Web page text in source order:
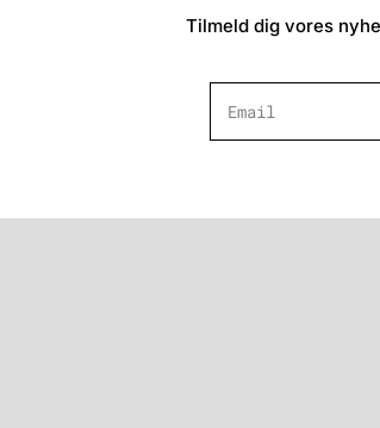
Tilmeld dig vores